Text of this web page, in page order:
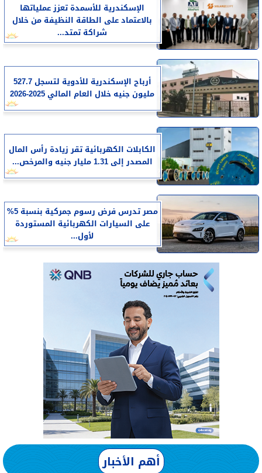
الإسكندرية للأسمدة تعزز عملياتها
بالاعتماد على الطاقة النظيفة من خلال
شراكة تمتد...
أرباح الإسكندرية للأدوية لتسجل 527.7
مليون جنيه خلال العام المالي 2025-2026
الكابلات الكهربائية تقر زيادة رأس المال
المصدر إلى 1.31 مليار جنيه والمرخص...
مصر تدرس فرض رسوم جمركية بنسبة 5%
على السيارات الكهربائية المستوردة
لأول...
أهم الأخبار